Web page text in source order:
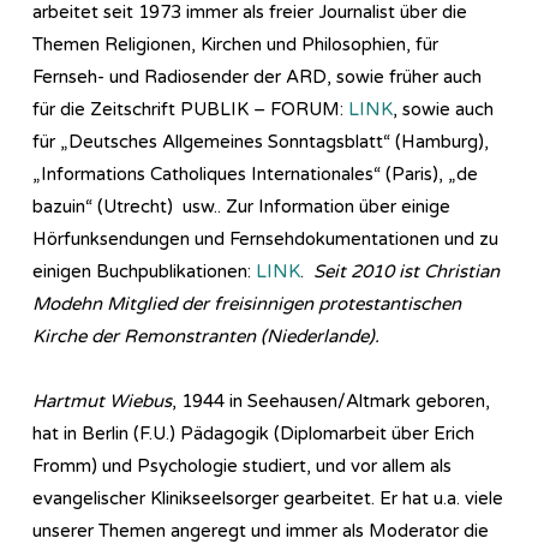
arbeitet seit 1973 immer als freier Journalist über die
Themen Religionen, Kirchen und Philosophien, für
Fernseh- und Radiosender der ARD, sowie früher auch
für die Zeitschrift PUBLIK – FORUM: LINK, sowie auch
für „Deutsches Allgemeines Sonntagsblatt“ (Hamburg),
„Informations Catholiques Internationales“ (Paris), „de
bazuin“ (Utrecht) usw.. Zur Information über einige
Hörfunksendungen und Fernsehdokumentationen und zu
einigen Buchpublikationen: LINK. Seit 2010 ist Christian
Modehn Mitglied der freisinnigen protestantischen
Kirche der Remonstranten (Niederlande).
Hartmut Wiebus, 1944 in Seehausen/Altmark geboren,
hat in Berlin (F.U.) Pädagogik (Diplomarbeit über Erich
Fromm) und Psychologie studiert, und vor allem als
evangelischer Klinikseelsorger gearbeitet. Er hat u.a. viele
unserer Themen angeregt und immer als Moderator die